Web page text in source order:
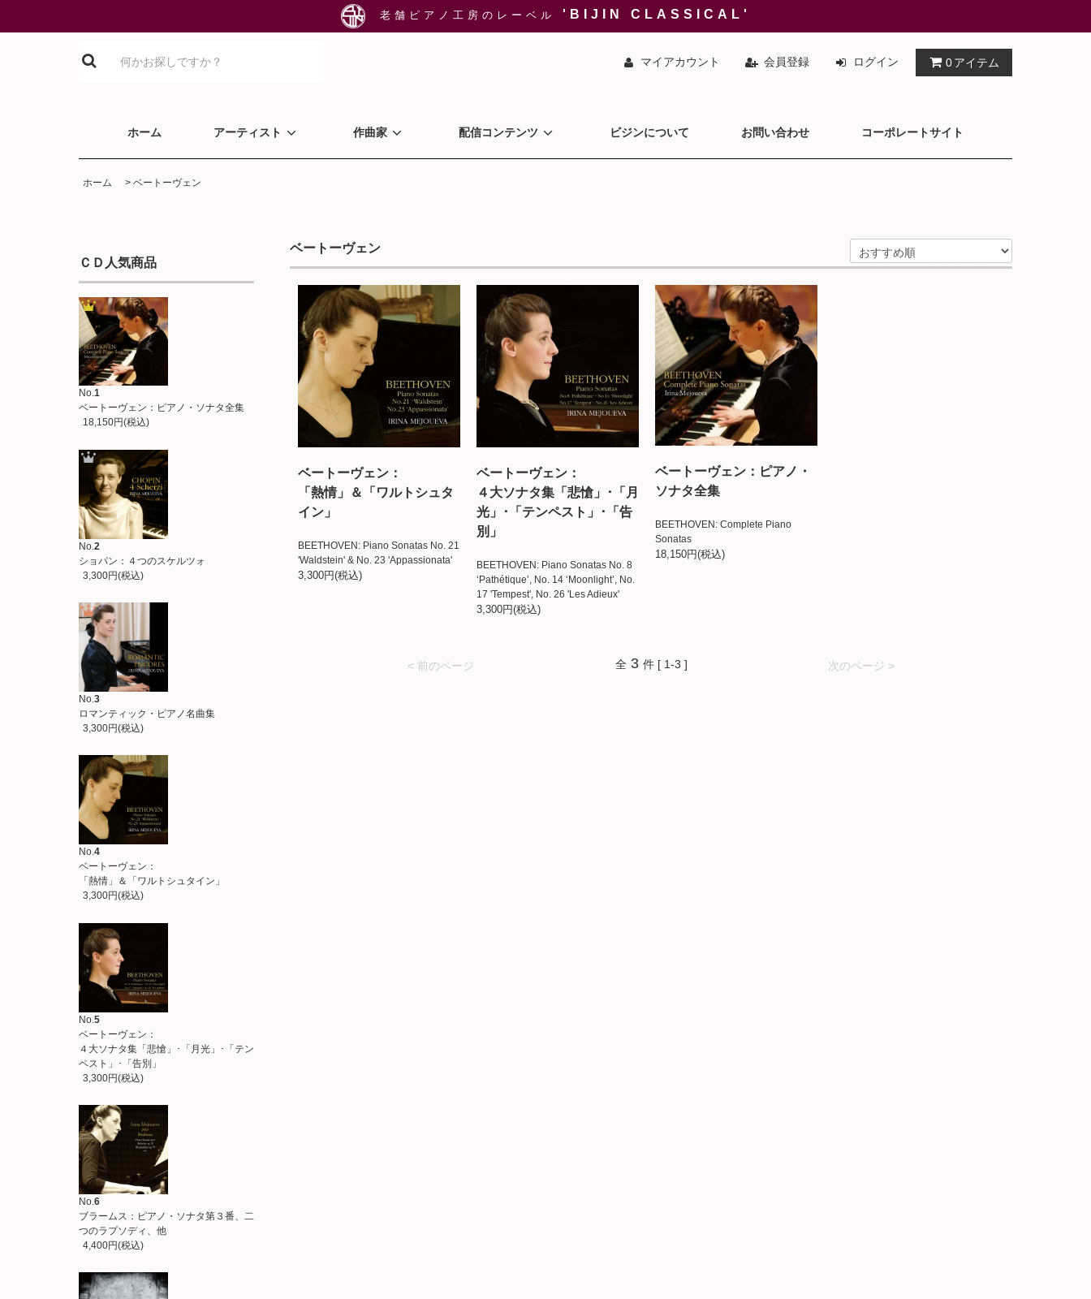
老舗ピアノ工房のレーベル 'BIJIN CLASSICAL'
マイアカウント 会員登録 ログイン 0アイテム
ホーム アーティスト 作曲家 配信コンテンツ ビジンについて お問い合わせ コーポレートサイト
ホーム > ベートーヴェン
ＣＤ人気商品
No.1
ベートーヴェン：ピアノ・ソナタ全集
18,150円(税込)
No. 2
ショパン：４つのスケルツォ
3,300円(税込)
No.3
ロマンティック・ピアノ名曲集
3,300円(税込)
No.4
ベートーヴェン：
「熱情」＆「ワルトシュタイン」
3,300円(税込)
No. 5
ベートーヴェン：
４大ソナタ集「悲愴」･「月光」･「テン
ペスト」･「告別」
3,300円(税込)
No.6
ブラームス：ピアノ・ソナタ第３番、二
つのラプソディ、他
4,400円(税込)
ベートーヴェン
ベートーヴェン：
「熱情」＆「ワルトシュタ
イン」
BEETHOVEN: Piano Sonatas No. 21
'Waldstein' & No. 23 'Appassionata'
3,300円(税込)
ベートーヴェン：
４大ソナタ集「悲愴」･「月
光」･「テンペスト」･「告
別」
BEETHOVEN: Piano Sonatas No. 8
‘Pathétique’, No. 14 ‘Moonlight’, No.
17 'Tempest', No. 26 'Les Adieux'
3,300円(税込)
ベートーヴェン：ピアノ・
ソナタ全集
BEETHOVEN: Complete Piano
Sonatas
18,150円(税込)
< 前のページ 次のページ >
全 3 件 [ 1-3 ]